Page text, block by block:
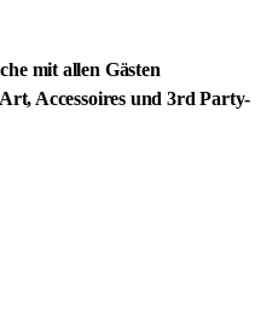
mit allen Gästen
Accessoires und 3rd Party-